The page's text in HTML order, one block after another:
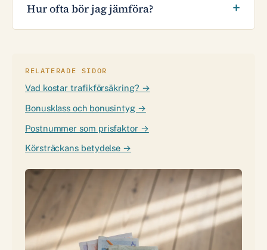
Hur ofta bör jag jämföra?
RELATERADE SIDOR
Vad kostar trafikförsäkring? →
Bonusklass och bonusintyg →
Postnummer som prisfaktor →
Körsträckans betydelse →